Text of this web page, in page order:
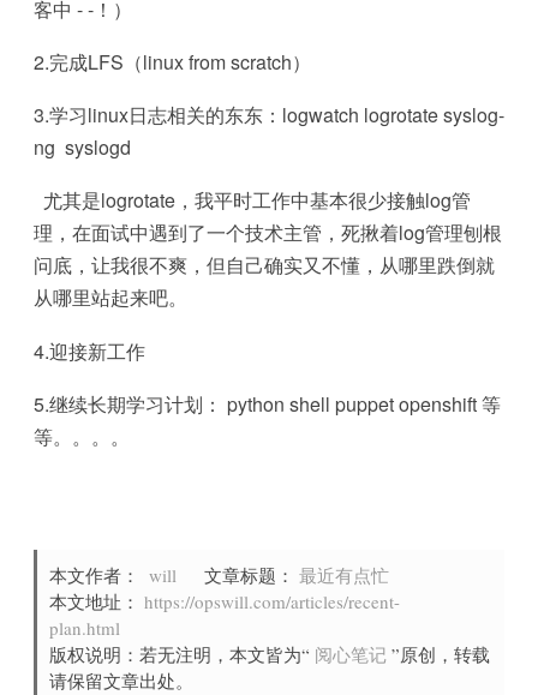
客中 - -！）
2.完成LFS（linux from scratch）
3.学习linux日志相关的东东：logwatch logrotate syslog-
ng syslogd
尤其是logrotate，我平时工作中基本很少接触log管
理，在面试中遇到了一个技术主管，死揪着log管理刨根
问底，让我很不爽，但自己确实又不懂，从哪里跌倒就
从哪里站起来吧。
4.迎接新工作
5.继续长期学习计划： python shell puppet openshift 等
等。。。。
本文作者： will 文章标题： 最近有点忙
本文地址： https://opswill.com/articles/recent-
plan.html
版权说明：若无注明，本文皆为“ 阅心笔记 ”原创，转载
请保留文章出处。